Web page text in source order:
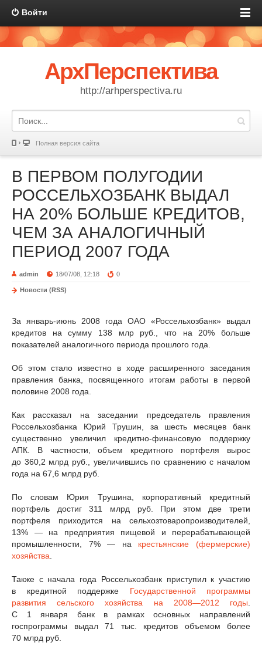
Войти
АрхПерспектива
http://arhperspectiva.ru
Полная версия сайта
В ПЕРВОМ ПОЛУГОДИИ
РОССЕЛЬХОЗБАНК ВЫДАЛ
НА 20% БОЛЬШЕ КРЕДИТОВ,
ЧЕМ ЗА АНАЛОГИЧНЫЙ
ПЕРИОД 2007 ГОДА
admin 18/07/08, 12:18 0
Новости (RSS)
За январь-июнь 2008 года ОАО «Россельхозбанк» выдал
кредитов на сумму 138 млр руб., что на 20% больше
показателей аналогичного периода прошлого года.
Об этом стало известно в ходе расширенного заседания
правления банка, посвященного итогам работы в первой
половине 2008 года.
Как рассказал на заседании председатель правления
Россельхозбанка Юрий Трушин, за шесть месяцев банк
существенно увеличил кредитно-финансовую поддержку
АПК. В частности, объем кредитного портфеля вырос
до 360,2 млрд руб., увеличившись по сравнению с началом
года на 67,6 млрд руб.
По словам Юрия Трушина, корпоративный кредитный
портфель достиг 311 млрд руб. При этом две трети
портфеля приходится на сельхозтоваропроизводителей,
13% — на предприятия пищевой и перерабатывающей
промышленности, 7% — на крестьянские (фермерские)
хозяйства
Также с начала года Россельхозбанк приступил к участию
в кредитной поддержке Государственной программы
развития сельского хозяйства на 2008—2012 годы
С 1 января банк в рамках основных направлений
госпрограммы выдал 71 тыс. кредитов объемом более
70 млрд руб.